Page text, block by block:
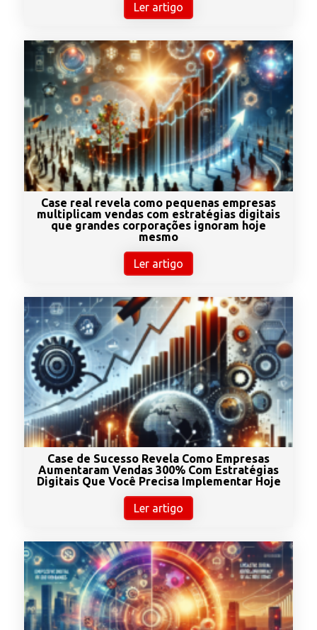
Ler artigo
Case real revela como pequenas empresas
multiplicam vendas com estratégias digitais
que grandes corporações ignoram hoje
mesmo
Ler artigo
Case de Sucesso Revela Como Empresas
Aumentaram Vendas 300% Com Estratégias
Digitais Que Você Precisa Implementar Hoje
Ler artigo